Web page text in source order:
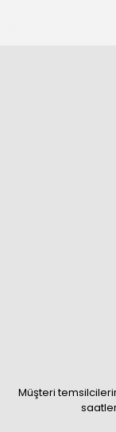
Müşteri